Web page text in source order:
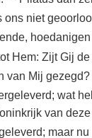
ons niet
Hem: Zijt Gij
van Mij gezegd?
wat
van
maar